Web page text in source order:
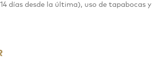
días desde la última), uso de tapabocas y